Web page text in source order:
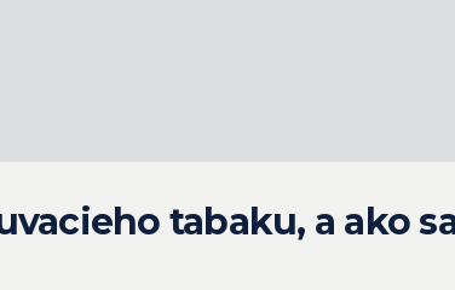
tabaku, a ako